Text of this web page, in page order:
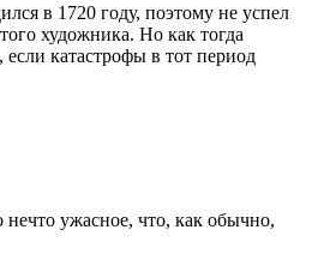
в 1720 году, поэтому не успел
художника. Но как тогда
катастрофы в тот период
нечто ужасное, что, как обычно,